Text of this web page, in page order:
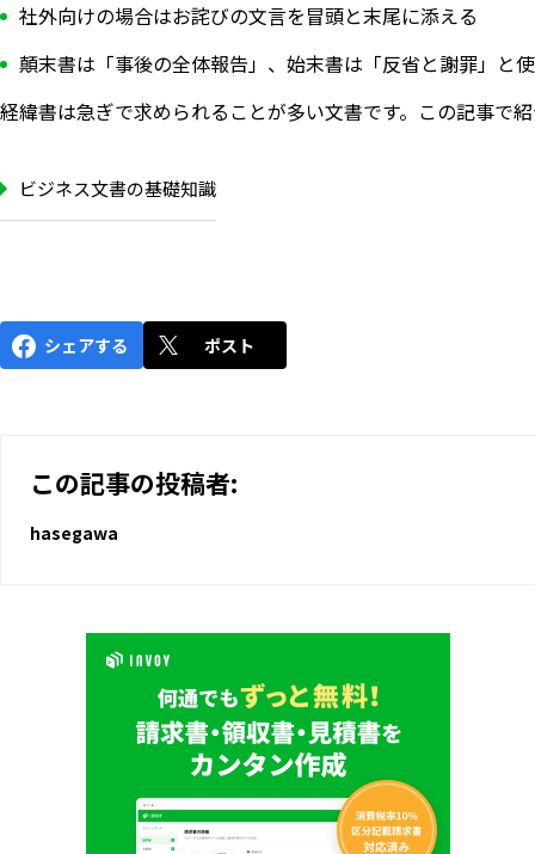
社外向けの場合はお詫びの文言を冒頭と末尾に添える
顛末書は「事後の全体報告」、始末書は「反省と謝罪」と
経緯書は急ぎで求められることが多い文書です。この記事で
ビジネス文書の基礎知識
シェアする ポスト
この記事の投稿者:
hasegawa